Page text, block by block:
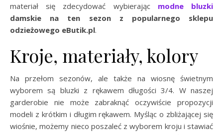
materiał się zdecydować wybierając modne bluzki
damskie na ten sezon z popularnego sklepu
odzieżowego eButik.pl.
Kroje, materiały, kolory
Na przełom sezonów, ale także na wiosnę świetnym
wyborem są bluzki z rękawem długości 3/4. W naszej
garderobie nie może zabraknąć oczywiście propozycji
modeli z krótkim i długim rękawem. Myśląc o zbliżającej się
wiośnie, możemy nieco poszaleć z wyborem kroju i stawiać